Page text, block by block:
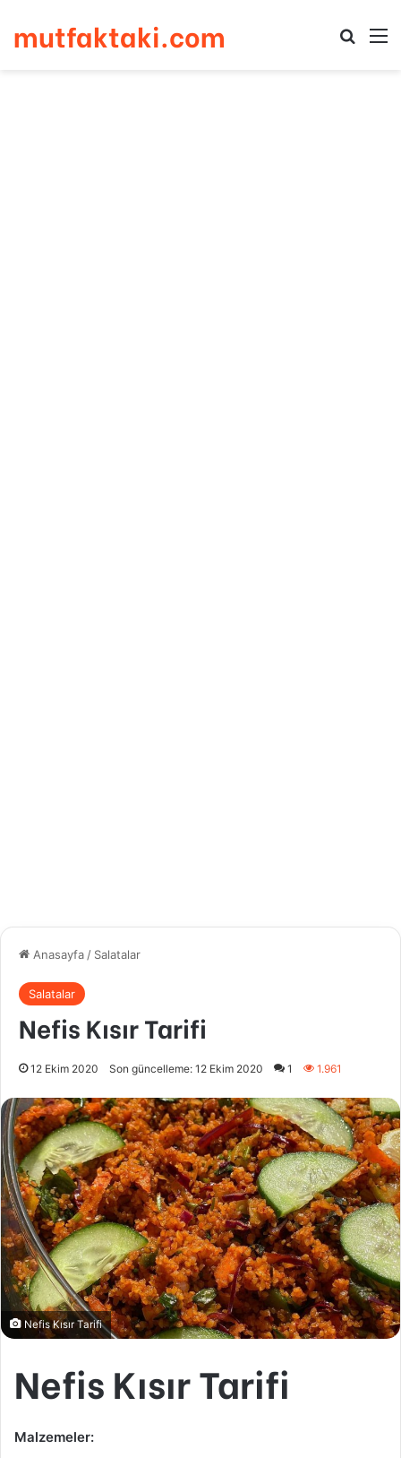
mutfaktaki.com
Anasayfa / Salatalar
Salatalar
Nefis Kısır Tarifi
12 Ekim 2020 Son güncelleme: 12 Ekim 2020 1 1.961
Nefis Kısır Tarifi
Nefis Kısır Tarifi
Malzemeler: